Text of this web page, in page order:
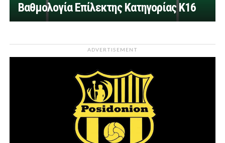
Βαθμολογία Επίλεκτης Κατηγορίας Κ16
ADVERTISEMENT